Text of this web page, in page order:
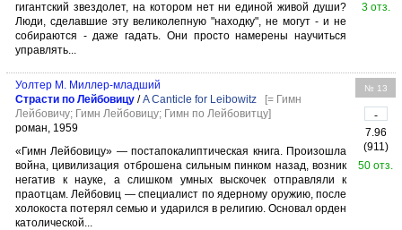
гигантский звездолет, на котором нет ни единой живой души?
Люди, сделавшие эту великолепную "находку", не могут - и не
собираются - даже гадать. Они просто намерены научиться
управлять...
3 отз.
Уолтер М. Миллер-младший
Страсти по Лейбовицу /A Canticle for Leibowitz
[= Гимн
Лейбовичу; Гимн Лейбовицу; Гимн по Лейбовитцу]
роман, 1959
«Гимн Лейбовицу» — постапокалиптическая книга. Произошла
война, цивилизация отброшена сильным пинком назад, возник
негатив к науке, а слишком умных выскочек отправляли к
праотцам. Лейбовиц — специалист по ядерному оружию, после
холокоста потерял семью и ударился в религию. Основал орден
католической...
№ 13
-
7.96
(911)
50 отз.